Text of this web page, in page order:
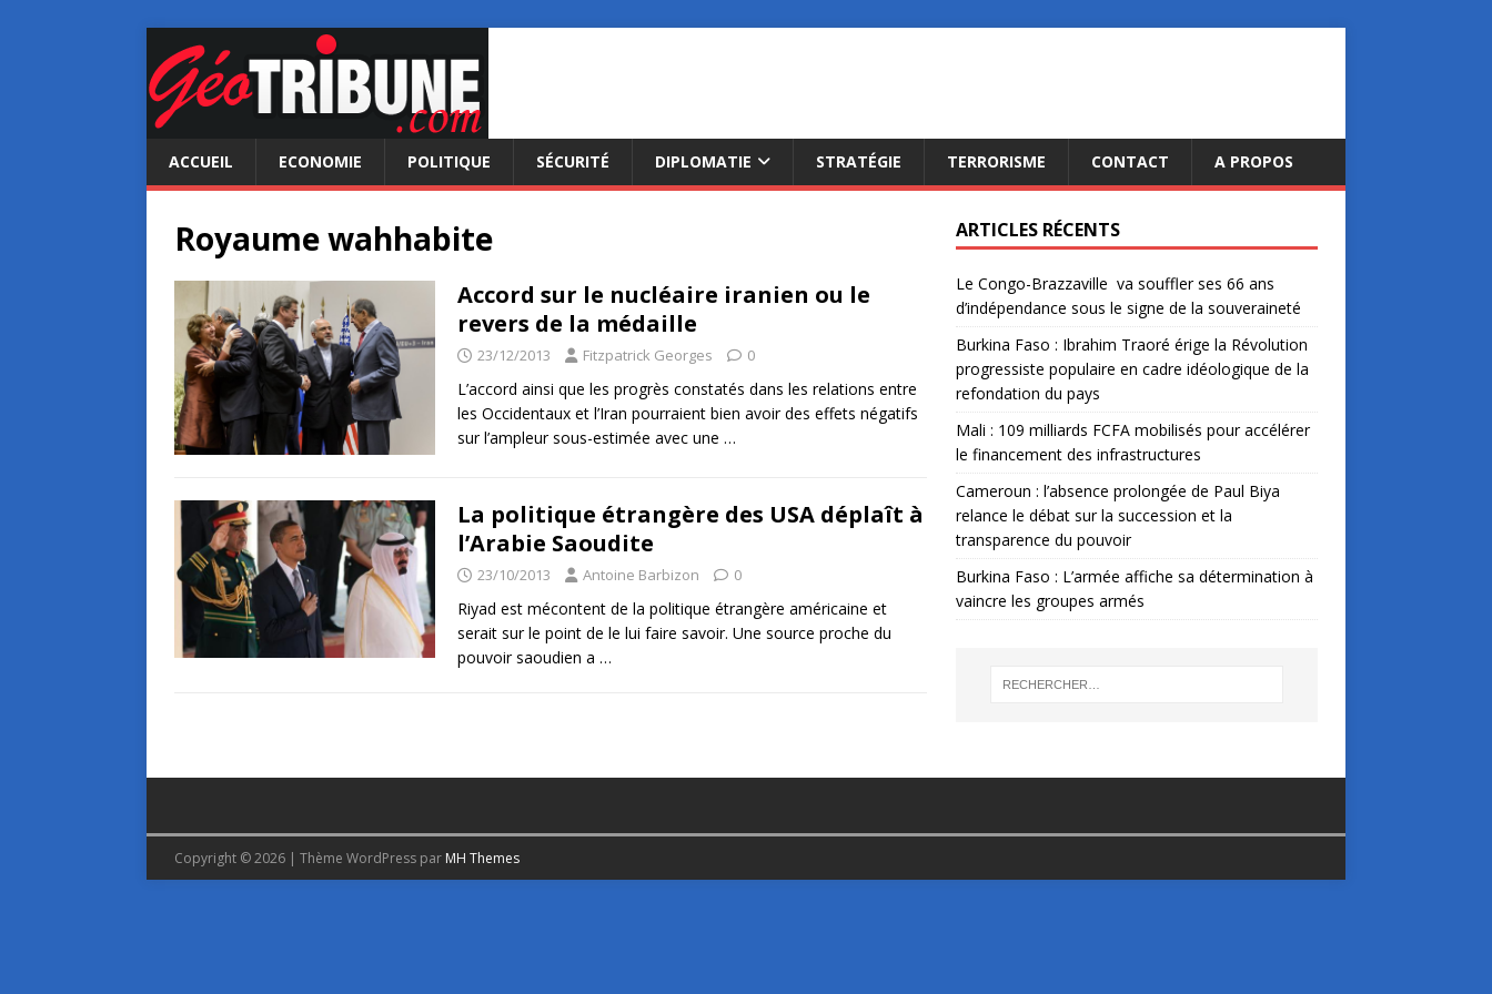
ACCUEIL ECONOMIE POLITIQUE SÉCURITÉ DIPLOMATIE STRATÉGIE TERRORISME CONTACT A PROPOS
Royaume wahhabite
Accord sur le nucléaire iranien ou le
revers de la médaille
23/12/2013 Fitzpatrick Georges 0
L’accord ainsi que les progrès constatés dans les relations entre
les Occidentaux et l’Iran pourraient bien avoir des effets négatifs
sur l’ampleur sous-estimée avec une …
La politique étrangère des USA déplaît à
l’Arabie Saoudite
23/10/2013 Antoine Barbizon 0
Riyad est mécontent de la politique étrangère américaine et
serait sur le point de le lui faire savoir. Une source proche du
pouvoir saoudien a …
ARTICLES RÉCENTS
Le Congo-Brazzaville va souffler ses 66 ans
d’indépendance sous le signe de la souveraineté
Burkina Faso : Ibrahim Traoré érige la Révolution
progressiste populaire en cadre idéologique de la
refondation du pays
Mali : 109 milliards FCFA mobilisés pour accélérer
le financement des infrastructures
Cameroun : l’absence prolongée de Paul Biya
relance le débat sur la succession et la
transparence du pouvoir
Burkina Faso : L’armée affiche sa détermination à
vaincre les groupes armés
Copyright © 2026 | Thème WordPress par MH Themes